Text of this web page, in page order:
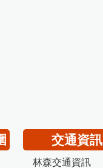
交通資訊
林森交通資訊